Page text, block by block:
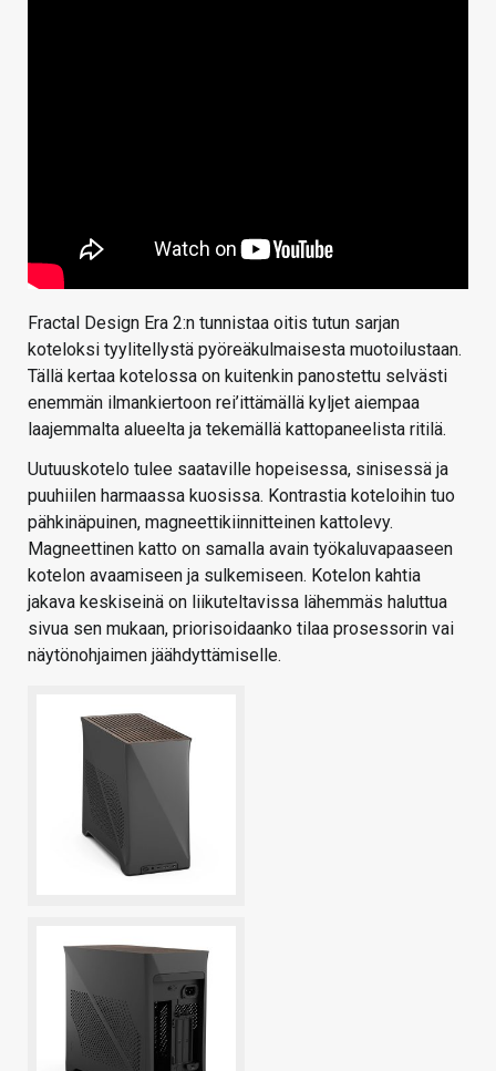
Fractal Design Era 2:n tunnistaa oitis tutun sarjan
koteloksi tyylitellystä pyöreäkulmaisesta muotoilustaan.
Tällä kertaa kotelossa on kuitenkin panostettu selvästi
enemmän ilmankiertoon rei’ittämällä kyljet aiempaa
laajemmalta alueelta ja tekemällä kattopaneelista ritilä.
Uutuuskotelo tulee saataville hopeisessa, sinisessä ja
puuhiilen harmaassa kuosissa. Kontrastia koteloihin tuo
pähkinäpuinen, magneettikiinnitteinen kattolevy.
Magneettinen katto on samalla avain työkaluvapaaseen
kotelon avaamiseen ja sulkemiseen. Kotelon kahtia
jakava keskiseinä on liikuteltavissa lähemmäs haluttua
sivua sen mukaan, priorisoidaanko tilaa prosessorin vai
näytönohjaimen jäähdyttämiselle.